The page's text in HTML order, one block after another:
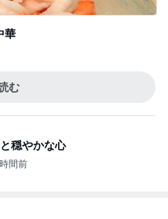
華
む
穏やかな心
間前